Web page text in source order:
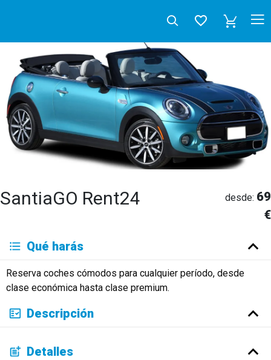
SantiaGO Rent24 desde: 69
€
Deutsch English
Français
Italiano
Neerlandés
Русский
Qué harás
Reserva coches cómodos para cualquier período, desde
clase económica hasta clase premium.
Descripción
Detalles